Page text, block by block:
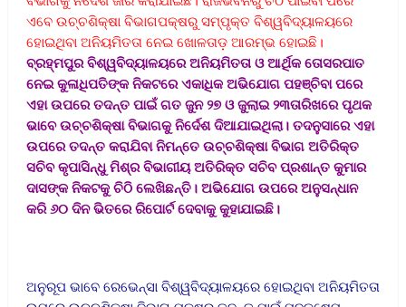
ଏବେ ଉଚ୍ଚଶିକ୍ଷା ବିଭାଗପକ୍ଷରୁ ସମ୍ପୃକ୍ତ ବିଶ୍ୱବିଦ୍ୟାଳୟରେ
ହୋଇଥିବା ଅନିୟମିତତା ନେଇ ଖୋଳତାଡ଼ ଆରମ୍ଭ ହୋଇଛି।
ବ୍ରହ୍ମପୁର ବିଶ୍ୱବିଦ୍ୟାଳୟରେ ଅନିୟମିତତା ଓ ଆର୍ଥିକ ତୋସରପାତ
ନେଇ କୁଳାଧିପତିଙ୍କ ନିକଟରେ ଏକାଧିକ ଅଭିଯୋଗ ପହଞ୍ଚିବା ପରେ
ଏହା ଉପରେ ତଦନ୍ତ ପାଇଁ ଗତ ଜୁନ ୨୭ ଓ ଜୁଲାଇ ୨୩ତାରିଖରେ ପୃଥକ
ଭାବେ ଉଚ୍ଚଶିକ୍ଷା ବିଭାଗକୁ ନିର୍ଦେଶ ଦିଆଯାଇଥିଲା। ତଦନୁସାରେ ଏହା
ଉପରେ ତଦନ୍ତ କରାଯିବା ନିମନ୍ତେ ଉଚ୍ଚଶିକ୍ଷା ବିଭାଗ ଅତିରିକ୍ତ
ସଚିବ କୃପାସିନ୍ଧୁ ମିଶ୍ର ବିଭାଗୀୟ ଅତିରିକ୍ତ ସଚିବ ପ୍ରଶାନ୍ତ କୁମାର
ଦାସଙ୍କ ନିକଟକୁ ଚିଠି ଲେଖିଛନ୍ତି। ଅଭିଯୋଗ ଉପରେ ଅନୁସନ୍ଧାନ
କରି ୬୦ ଦିନ ଭିତରେ ରିପୋର୍ଟ ଦେବାକୁ କୁହାଯାଇଛି।
ଅନୁରୂପ ଭାବେ ରେଭେନ୍ସା ବିଶ୍ୱବିଦ୍ୟାଳୟରେ ହୋଇଥିବା ଅନିୟମିତତା